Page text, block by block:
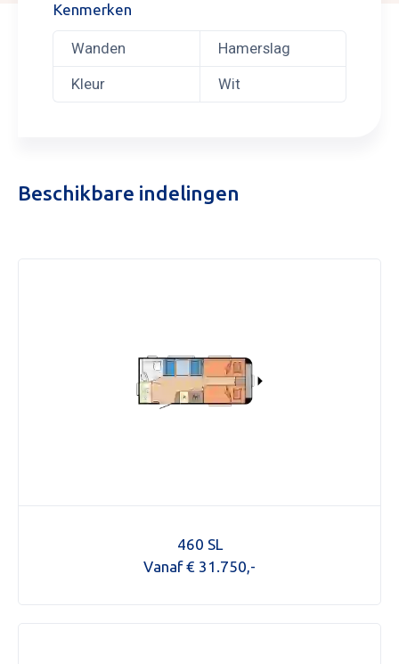
Kenmerken
Wanden Hamerslag
Kleur Wit
Beschikbare indelingen
460 SL
Vanaf € 31.750,-